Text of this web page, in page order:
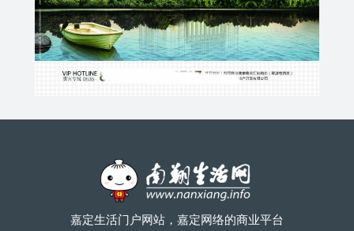
嘉定生活门户网站，嘉定网络的商业平台